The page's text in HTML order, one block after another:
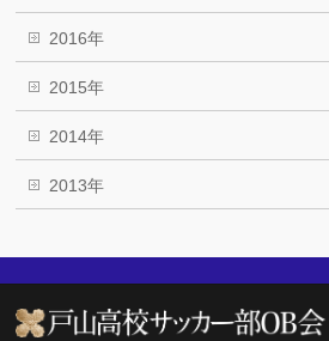
2016年
2015年
2014年
2013年